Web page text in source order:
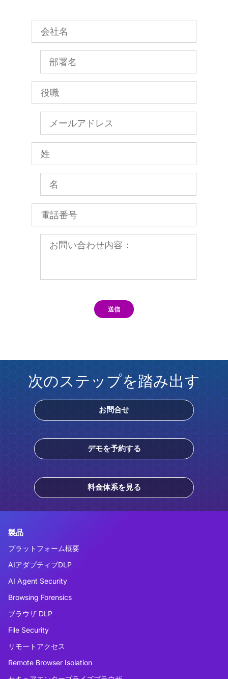
送信
次のステップを踏み出す
お問合せ
デモを予約する
料金体系を見る
製品
プラットフォーム概要
AIアダプティブDLP
AI Agent Security
Browsing Forensics
ブラウザ DLP
File Security
リモートアクセス
Remote Browser Isolation